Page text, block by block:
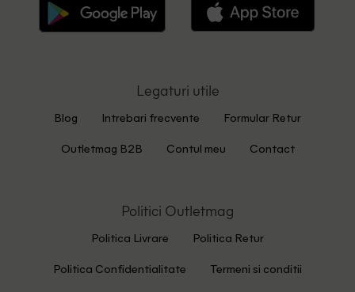
Legaturi utile
Blog Intrebari frecvente Formular Retur
Outletmag B2B Contul meu Contact
Politici Outletmag
Politica Livrare Politica Retur
Politica Confidentialitate Termeni si conditii